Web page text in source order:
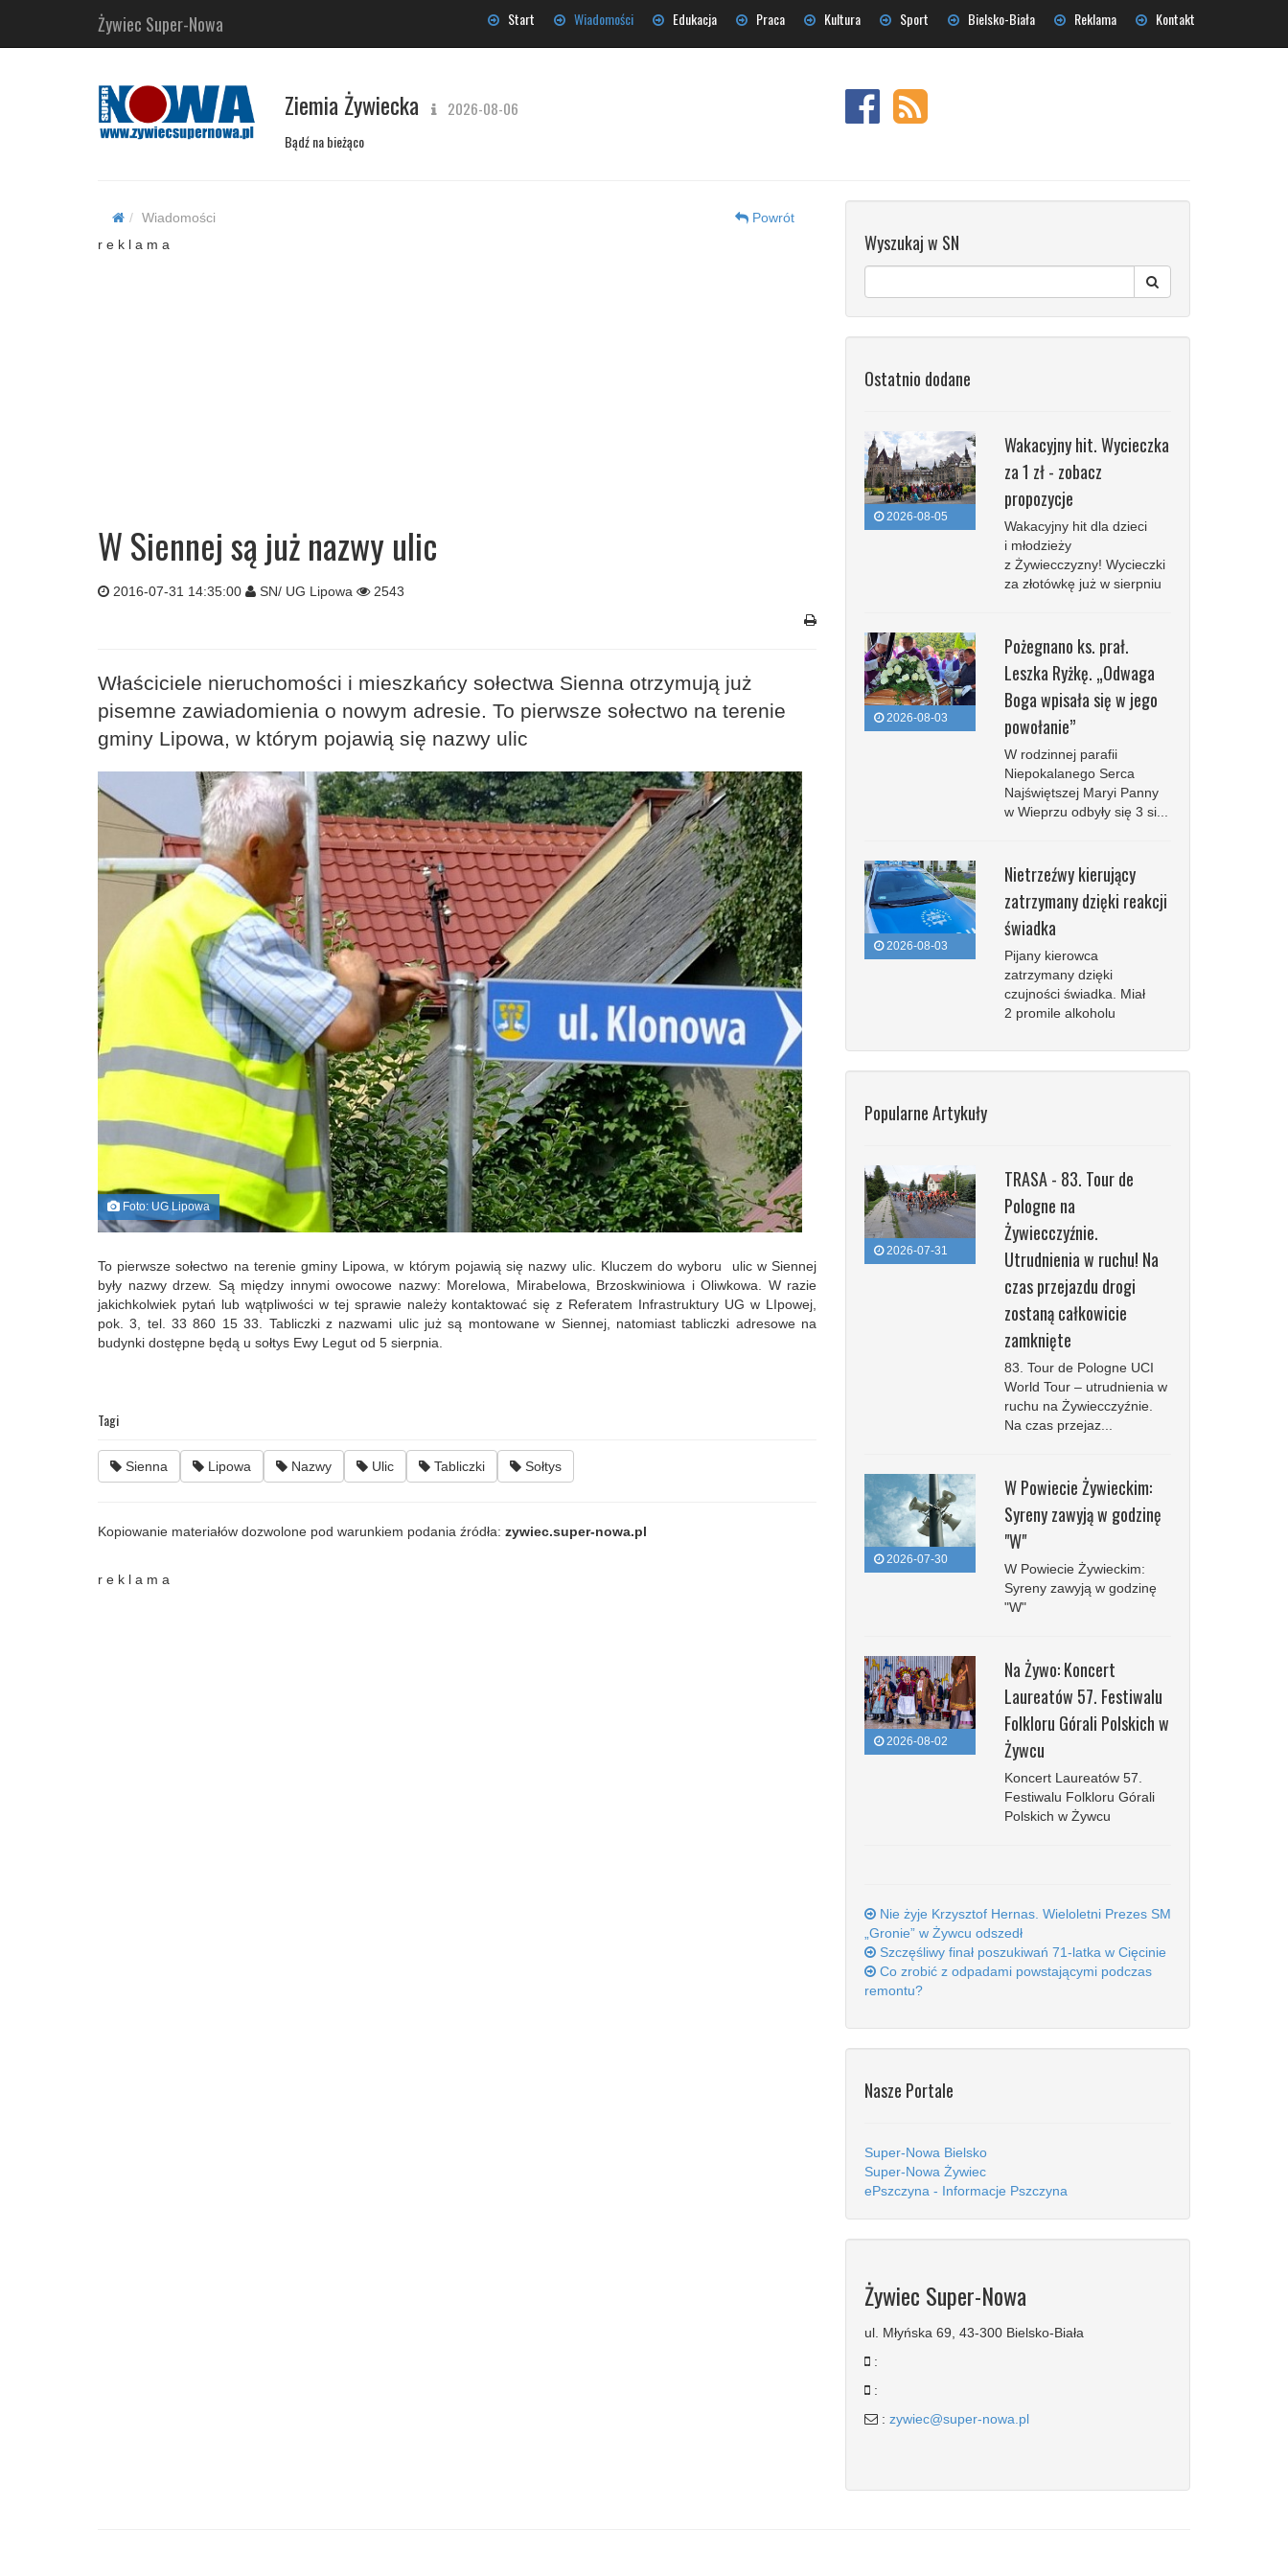
Żywiec Super-Nowa Start Wiadomości Edukacja Praca Kultura Sport Bielsko-Biała Reklama Kontakt
Ziemia Żywiecka 2026-08-06
Bądź na bieżąco
Wiadomości
Powrót
r e k l a m a
W Siennej są już nazwy ulic
2016-07-31 14:35:00 SN/ UG Lipowa 2543
Właściciele nieruchomości i mieszkańcy sołectwa Sienna otrzymują już
pisemne zawiadomienia o nowym adresie. To pierwsze sołectwo na terenie
gminy Lipowa, w którym pojawią się nazwy ulic
Foto: UG Lipowa
To pierwsze sołectwo na terenie gminy Lipowa, w którym pojawią się nazwy ulic. Kluczem do wyboru ulic w Siennej
były nazwy drzew. Są między innymi owocowe nazwy: Morelowa, Mirabelowa, Brzoskwiniowa i Oliwkowa. W razie
jakichkolwiek pytań lub wątpliwości w tej sprawie należy kontaktować się z Referatem Infrastruktury UG w LIpowej,
pok. 3, tel. 33 860 15 33. Tabliczki z nazwami ulic już są montowane w Siennej, natomiast tabliczki adresowe na
budynki dostępne będą u sołtys Ewy Legut od 5 sierpnia.
Tagi
Sienna Lipowa Nazwy Ulic Tabliczki Sołtys
Kopiowanie materiałów dozwolone pod warunkiem podania źródła: zywiec.super-nowa.pl
r e k l a m a
Wyszukaj w SN
Ostatnio dodane
2026-08-05
Wakacyjny hit. Wycieczka
za 1 zł - zobacz
propozycje
Wakacyjny hit dla dzieci
i młodzieży
z Żywiecczyzny! Wycieczki
za złotówkę już w sierpniu
2026-08-03
Pożegnano ks. prał.
Leszka Ryżkę. „Odwaga
Boga wpisała się w jego
powołanie”
W rodzinnej parafii
Niepokalanego Serca
Najświętszej Maryi Panny
w Wieprzu odbyły się 3 si...
2026-08-03
Nietrzeźwy kierujący
zatrzymany dzięki reakcji
świadka
Pijany kierowca
zatrzymany dzięki
czujności świadka. Miał
2 promile alkoholu
Popularne Artykuły
2026-07-31
TRASA - 83. Tour de
Pologne na
Żywiecczyźnie.
Utrudnienia w ruchu! Na
czas przejazdu drogi
zostaną całkowicie
zamknięte
83. Tour de Pologne UCI
World Tour – utrudnienia w
ruchu na Żywiecczyźnie.
Na czas przejaz...
2026-07-30
W Powiecie Żywieckim:
Syreny zawyją w godzinę
"W"
W Powiecie Żywieckim:
Syreny zawyją w godzinę
"W"
2026-08-02
Na Żywo: Koncert
Laureatów 57. Festiwalu
Folkloru Górali Polskich w
Żywcu
Koncert Laureatów 57.
Festiwalu Folkloru Górali
Polskich w Żywcu
Nie żyje Krzysztof Hernas. Wieloletni Prezes SM
„Gronie” w Żywcu odszedł
Szczęśliwy finał poszukiwań 71-latka w Cięcinie
Co zrobić z odpadami powstającymi podczas
remontu?
Nasze Portale
Super-Nowa Bielsko
Super-Nowa Żywiec
ePszczyna - Informacje Pszczyna
Żywiec Super-Nowa
ul. Młyńska 69, 43-300 Bielsko-Biała
:
:
: zywiec@super-nowa.pl